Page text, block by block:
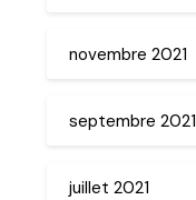
novembre 2021
septembre 2021
juillet 2021